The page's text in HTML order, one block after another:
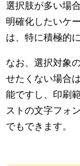
選択肢が多い場
明確化したいケ
は、特に積極的
なお、選択対象
せたくない場合
能ですし、印刷
ストの文字フォ
でもできます。